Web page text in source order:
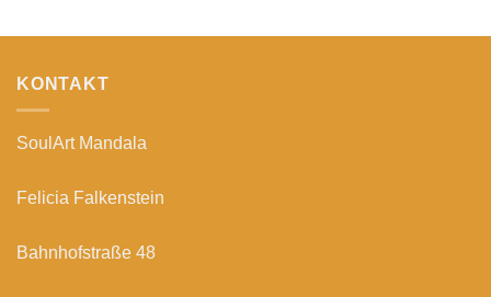
KONTAKT
SoulArt Mandala
Felicia Falkenstein
Bahnhofstraße 48